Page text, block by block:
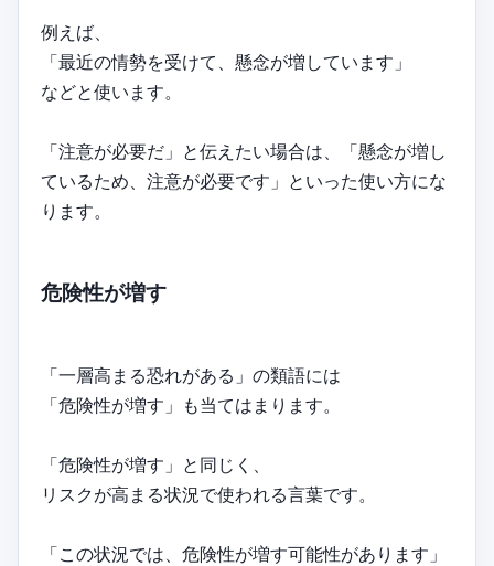
例えば、
「最近の情勢を受けて、懸念が増しています」
などと使います。
「注意が必要だ」と伝えたい場合は、「懸念が増し
ているため、注意が必要です」といった使い方にな
ります。
危険性が増す
「一層高まる恐れがある」の類語には
「危険性が増す」も当てはまります。
「危険性が増す」と同じく、
リスクが高まる状況で使われる言葉です。
「この状況では、危険性が増す可能性があります」